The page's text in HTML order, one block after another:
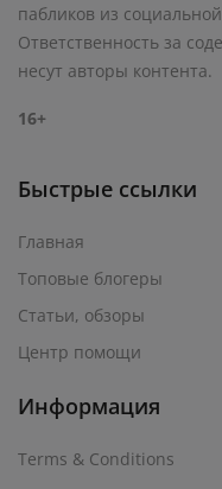
пабликов из
Ответственность за
несут авторы контента.
16+
Быстрые ссылки
Главная
Топовые блогеры
Статьи, обзоры
Центр помощи
Информация
Terms & Conditions